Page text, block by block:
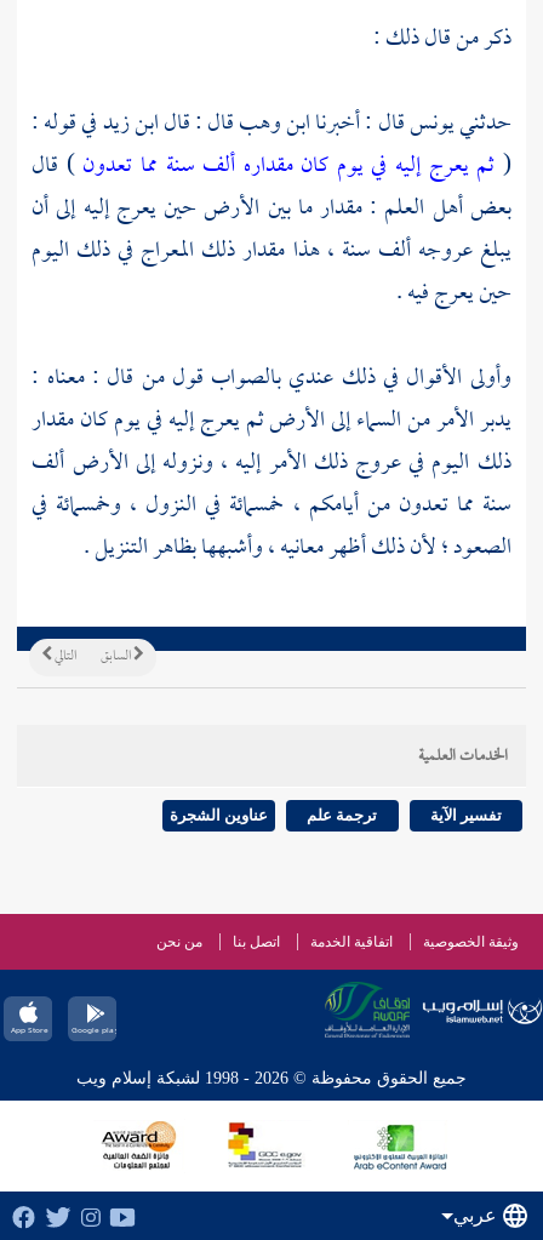
ذكر من قال ذلك :
حدثنييونسقال : أخبرناابن وهبقال : قالابن زيدفي قوله :
(ثم يعرج إليه في يوم كان مقداره ألف سنة مما تعدون) قال
بعض أهل العلم : مقدار ما بين الأرض حين يعرج إليه إلى أن
يبلغ عروجه ألف سنة ، هذا مقدار ذلك المعراج في ذلك اليوم
حين يعرج فيه .
وأولى الأقوال في ذلك عندي بالصواب قول من قال : معناه :
يدبر الأمر من السماء إلى الأرض ثم يعرج إليه في يوم كان مقدار
ذلك اليوم في عروج ذلك الأمر إليه ، ونزوله إلى الأرض ألف
سنة مما تعدون من أيامكم ، خمسمائة في النزول ، وخمسمائة في
الصعود ؛ لأن ذلك أظهر معانيه ، وأشبهها بظاهر التنزيل .
التالي السابق
الخدمات العلمية
تفسير الآية ترجمة علم عناوين الشجرة
وثيقة الخصوصية اتفاقية الخدمة اتصل بنا من نحن
جميع الحقوق محفوظة © 2026 - 1998 لشبكة إسلام ويب
عربي